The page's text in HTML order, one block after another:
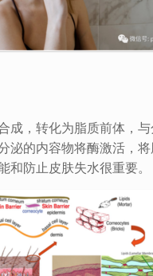
，转化为脂质前体，
泌的内容物将酶激活，
防止皮肤失水很重要。